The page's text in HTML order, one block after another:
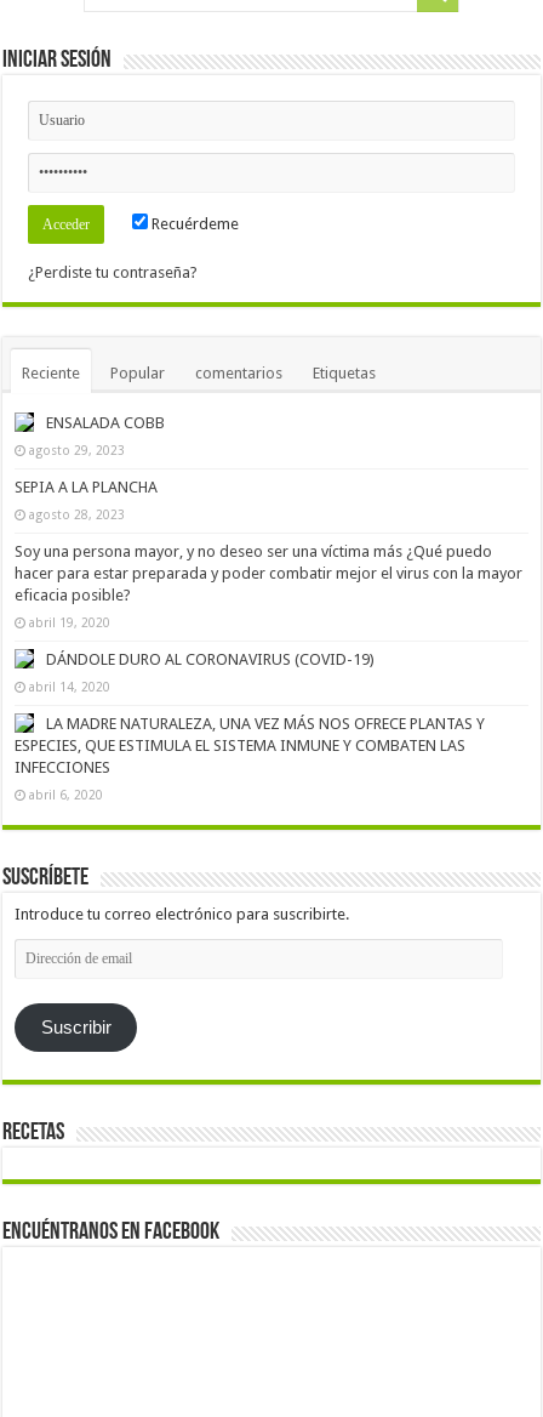
Iniciar Sesión
Recuérdeme
¿Perdiste tu contraseña?
Reciente Popular comentarios Etiquetas
ENSALADA COBB
agosto 29, 2023
SEPIA A LA PLANCHA
agosto 28, 2023
Soy una persona mayor, y no deseo ser una víctima más ¿Qué puedo
hacer para estar preparada y poder combatir mejor el virus con la mayor
eficacia posible?
abril 19, 2020
DÁNDOLE DURO AL CORONAVIRUS (COVID-19)
abril 14, 2020
LA MADRE NATURALEZA, UNA VEZ MÁS NOS OFRECE PLANTAS Y
ESPECIES, QUE ESTIMULA EL SISTEMA INMUNE Y COMBATEN LAS
INFECCIONES
abril 6, 2020
Suscríbete
Introduce tu correo electrónico para suscribirte.
Dirección
de
Suscribir
Recetas
Encuéntranos en Facebook